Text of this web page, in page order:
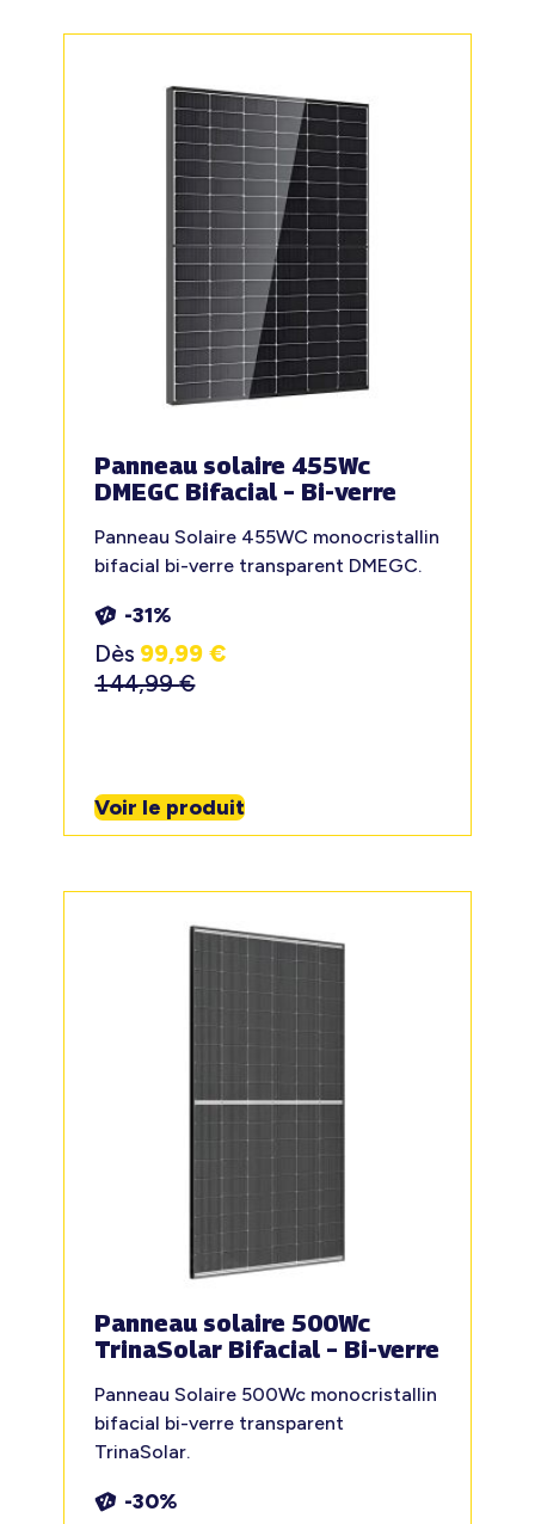
Panneau solaire 455Wc
DMEGC Bifacial – Bi-verre
Panneau Solaire 455WC monocristallin
bifacial bi-verre transparent DMEGC.
-31%
Dès 99,99€
144,99€
Voir le produit
Panneau solaire 500Wc
TrinaSolar Bifacial – Bi-verre
Panneau Solaire 500Wc monocristallin
bifacial bi-verre transparent
TrinaSolar.
-30%